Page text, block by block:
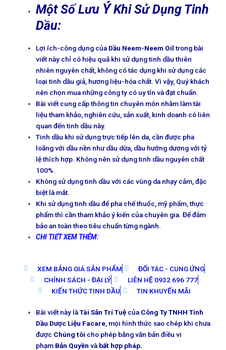
Một Số Lưu ÝKhi Sử Dụng Tinh
Dầu:
Lợi ích-công dụng của Dầu Neem-Neem Oiltrong bài
viết này chỉ có hiệu quả khi sử dụng tinh dầu thiên
nhiên nguyên chất, không có tác dụng khi sử dụng các
loại tinh dầu giả, hương liệu-hóa chất. Vì vậy, Quý khách
nên chọn mua những công ty có uy tín và đạt chuẩn.
Bài viết cung cấp thông tin chuyên môn nhằm làm tài
liệu tham khảo, nghiên cứu, sản xuất, kinh doanh có liên
quan đến tinh dầu này.
Tinh dầu khi sử dụng trực tiếp lên da, cần được pha
loãng với dầu nền như dầu dừa, dầu hướng dương với tỷ
lệ thích hợp. Không nên sử dụng tinh dầu nguyên chất
100%.
Không sử dụng tinh dầu với các vùng da nhạy cảm, đặc
biệt là mắt.
Khi sử dụng tinh dầu để pha chế thuốc, mỹ phẩm, thực
phẩm thì cần tham khảo ý kiến của chuyên gia. Để đảm
bảo an toàn theo tiêu chuẩn từng ngành.
CHI TIẾT XEM THÊM:
XEM BẢNG GIÁ SẢN PHẨM
ĐỐI TÁC - CUNG ỨNG
CHÍNH SÁCH - ĐẠI LÝ
LIÊN HỆ 0932 696 777
KIẾN THỨC TINH DẦU
TIN KHUYẾN MÃI
Bài viết này làTài Sản Trí Tuệ của Công Ty TNHH Tinh
Dầu Dược Liệu Facare , mọi hình thức sao chép khi chưa
được Chúng tôi cho phép bằng văn bản điều vi
phạm Bản Quyền và bất hợp pháp.